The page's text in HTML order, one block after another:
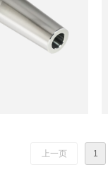
上一页 1